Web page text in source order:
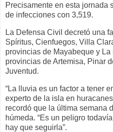
Precisamente en esta jornada
de infecciones con 3,519.
La Defensa Civil decretó una
Spíritus, Cienfuegos, Villa
provincias de Mayabeque y
provincias de Artemisa, Pinar
Juventud.
“La lluvia es un factor a tener
experto de la isla en
recordó que la última semana
húmeda. “Es un peligro
hay que seguirla”.